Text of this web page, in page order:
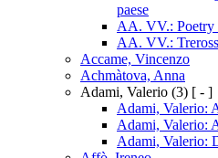
paese
AA. VV.: Poetry
AA. VV.:
Accame, Vincenzo
Achmàtova, Anna
Adami, Valerio (3) [ - ]
Adami, Valerio:
Adami, Valerio:
Adami, Valerio: